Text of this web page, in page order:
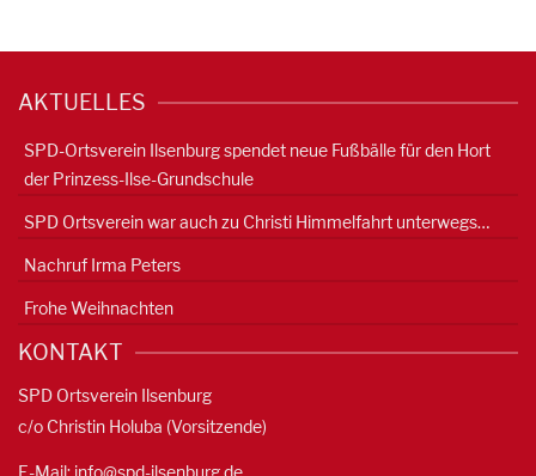
AKTUELLES
SPD-Ortsverein Ilsenburg spendet neue Fußbälle für den Hort
der Prinzess-Ilse-Grundschule
SPD Ortsverein war auch zu Christi Himmelfahrt unterwegs…
Nachruf Irma Peters
Frohe Weihnachten
KONTAKT
SPD Ortsverein Ilsenburg
c/o Christin Holuba (Vorsitzende)
E-Mail: info@spd-ilsenburg.de